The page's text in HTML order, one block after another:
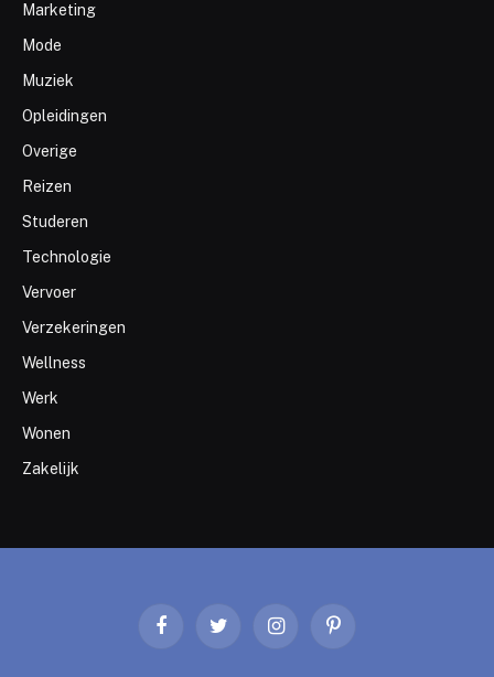
Marketing
Mode
Muziek
Opleidingen
Overige
Reizen
Studeren
Technologie
Vervoer
Verzekeringen
Wellness
Werk
Wonen
Zakelijk
FacebookTwitter InstagramPinterest